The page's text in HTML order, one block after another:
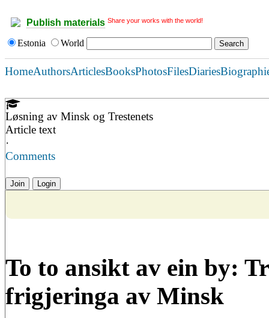
Publish materials Share your works with the world!
Estonia World
HomeAuthorsArticlesBooksPhotosFilesDiaries
Løsning av Minsk og Trestenets
Article text
·
Comments
Join Login
To to ansikt av ein by:
frigjeringa av Minsk